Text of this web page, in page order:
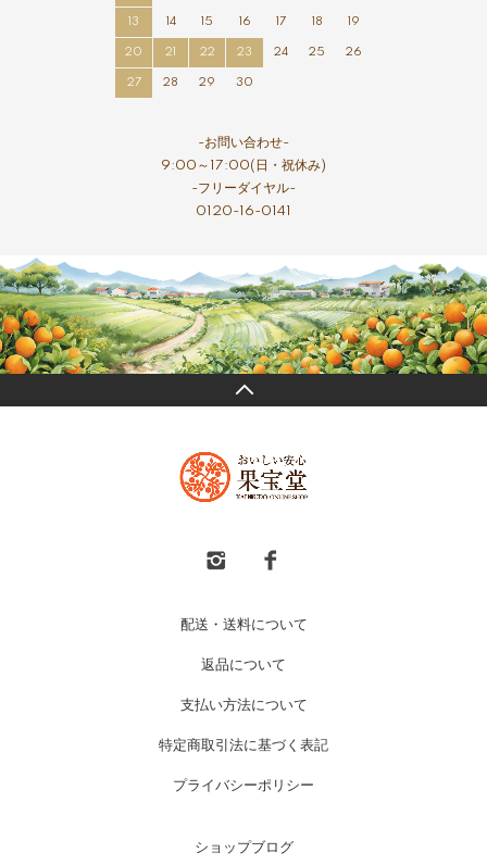
13 14 15 16 17 18 19
20 21 22 23 24 25 26
27 28 29 30
-お問い合わせ-
9:00～17:00(日・祝休み)
-フリーダイヤル-
0120-16-0141
配送・送料について
返品について
支払い方法について
特定商取引法に基づく表記
プライバシーポリシー
ショップブログ